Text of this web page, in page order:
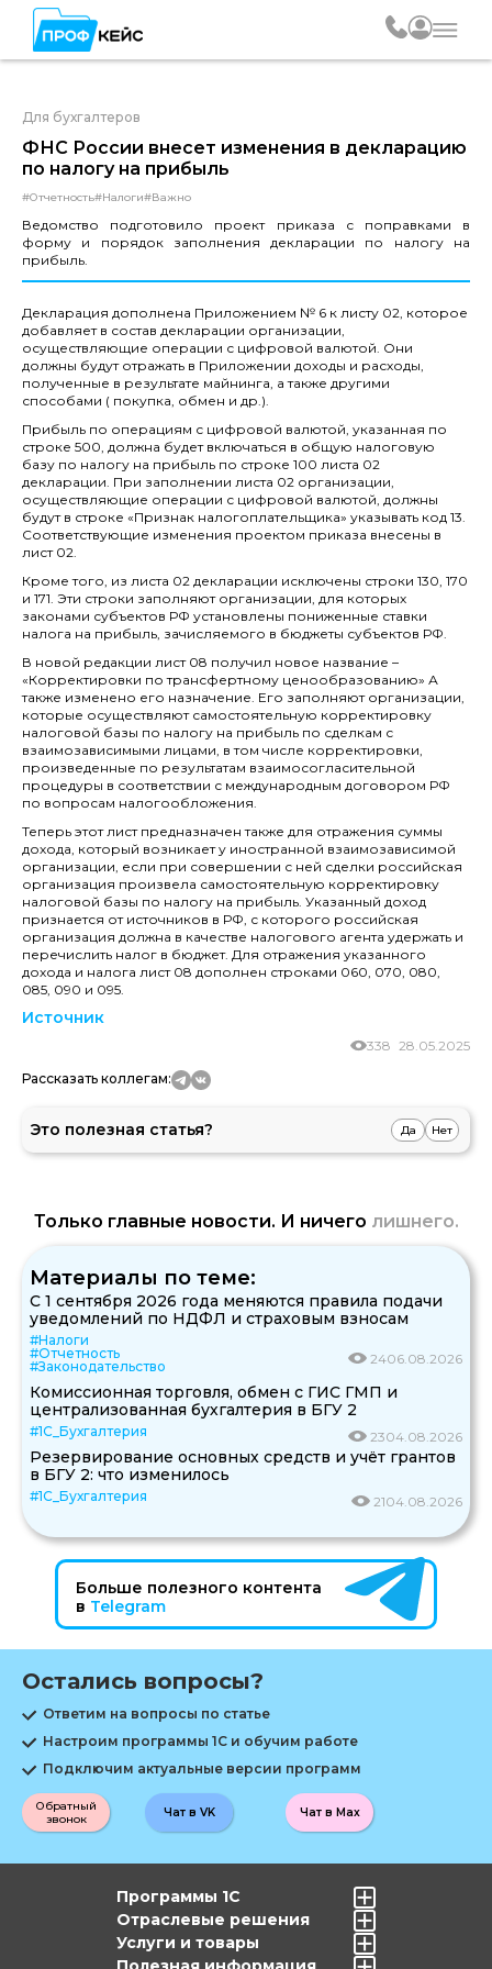
Для бухгалтеров
ФНС России внесет изменения в декларацию
по налогу на прибыль
#Отчетность#Налоги#Важно
Ведомство подготовило проект приказа с поправками в
форму и порядок заполнения декларации по налогу на
прибыль.
Декларация дополнена Приложением № 6 к листу 02, которое
добавляет в состав декларации организации,
осуществляющие операции с цифровой валютой. Они
должны будут отражать в Приложении доходы и расходы,
полученные в результате майнинга, а также другими
способами ( покупка, обмен и др.).
Прибыль по операциям с цифровой валютой, указанная по
строке 500, должна будет включаться в общую налоговую
базу по налогу на прибыль по строке 100 листа 02
декларации. При заполнении листа 02 организации,
осуществляющие операции с цифровой валютой, должны
будут в строке «Признак налогоплательщика» указывать код 13.
Соответствующие изменения проектом приказа внесены в
лист 02.
Кроме того, из листа 02 декларации исключены строки 130, 170
и 171. Эти строки заполняют организации, для которых
законами субъектов РФ установлены пониженные ставки
налога на прибыль, зачисляемого в бюджеты субъектов РФ.
В новой редакции лист 08 получил новое название –
«Корректировки по трансфертному ценообразованию» А
также изменено его назначение. Его заполняют организации,
которые осуществляют самостоятельную корректировку
налоговой базы по налогу на прибыль по сделкам с
взаимозависимыми лицами, в том числе корректировки,
произведенные по результатам взаимосогласительной
процедуры в соответствии с международным договором РФ
по вопросам налогообложения.
Теперь этот лист предназначен также для отражения суммы
дохода, который возникает у иностранной взаимозависимой
организации, если при совершении с ней сделки российская
организация произвела самостоятельную корректировку
налоговой базы по налогу на прибыль. Указанный доход
признается от источников в РФ, с которого российская
организация должна в качестве налогового агента удержать и
перечислить налог в бюджет. Для отражения указанного
дохода и налога лист 08 дополнен строками 060, 070, 080,
085, 090 и 095.
Источник
28.05.2025
338
Рассказать коллегам:
Это полезная статья? Да Нет
Только главные новости. И ничего лишнего.
Материалы по теме:
С 1 сентября 2026 года меняются правила подачи
уведомлений по НДФЛ и страховым взносам
#Налоги
#Отчетность
#Законодательство
2406.08.2026
Комиссионная торговля, обмен с ГИС ГМП и
централизованная бухгалтерия в БГУ 2
#1С_Бухгалтерия 2304.08.2026
Резервирование основных средств и учёт грантов
в БГУ 2: что изменилось
#1С_Бухгалтерия 2104.08.2026
Больше полезного контента
в Telegram
Остались вопросы?
Ответим на вопросы по статье
Настроим программы 1С и обучим работе
Подключим актуальные версии программ
Обратный
звонок
Чат в Max
Чат в VK
Программы 1С
Отраслевые решения
Услуги и товары